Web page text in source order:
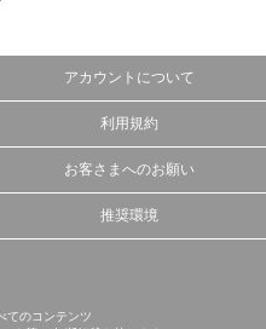
アカウントについて
利用規約
お客さまへのお願い
推奨環境
てのコンテンツ